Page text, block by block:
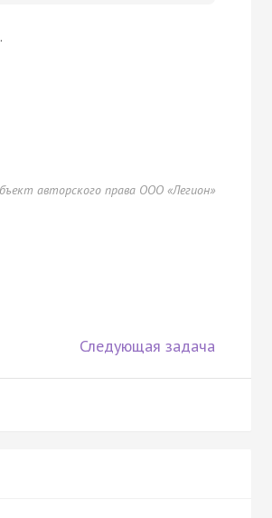
авторского права ООО «Легион»
Следующая задача